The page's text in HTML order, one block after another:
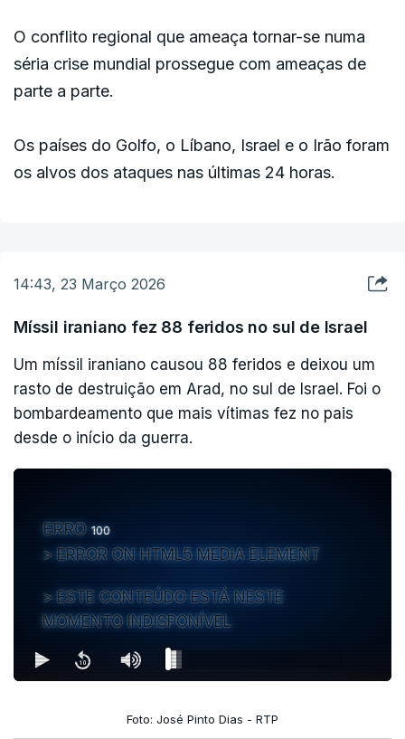
O conflito regional que ameaça tornar-se numa
séria crise mundial prossegue com ameaças de
parte a parte.
Os países do Golfo, o Líbano, Israel e o Irão foram
os alvos dos ataques nas últimas 24 horas.
14:43, 23 Março 2026
Míssil iraniano fez 88 feridos no sul de Israel
Um míssil iraniano causou 88 feridos e deixou um
rasto de destruição em Arad, no sul de Israel. Foi o
bombardeamento que mais vítimas fez no pais
desde o início da guerra.
ERRO100
ERROR ON HTML5 MEDIA ELEMENT
ESTE CONTEÚDO ESTÁ NESTE
MOMENTO INDISPONÍVEL
Foto: José Pinto Dias - RTP